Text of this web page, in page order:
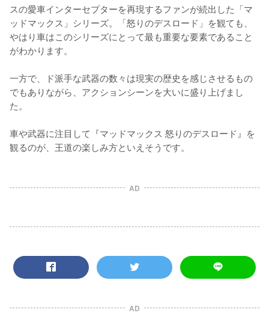
スの愛車インターセプターを再現するファンが続出した「マ
ッドマックス」シリーズ。「怒りのデスロード」を観ても、
やはり車はこのシリーズにとって最も重要な要素であること
がわかります。
一方で、ド派手な武器の数々は現実の歴史を感じさせるもの
でもありながら、アクションシーンを大いに盛り上げまし
た。
車や武器に注目して『マッドマックス 怒りのデスロード』を
観るのが、王道の楽しみ方といえそうです。
AD
AD